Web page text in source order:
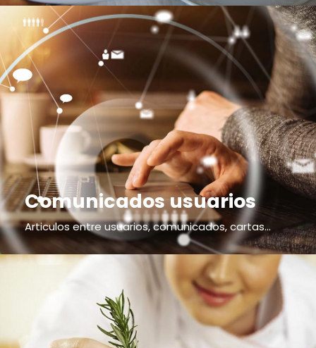
Comunicados usuarios
Articulos entre usuarios, comunicados, cartas...